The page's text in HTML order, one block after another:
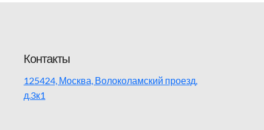
Контакты
125424, Москва, Волоколамский проезд,
д.3к1